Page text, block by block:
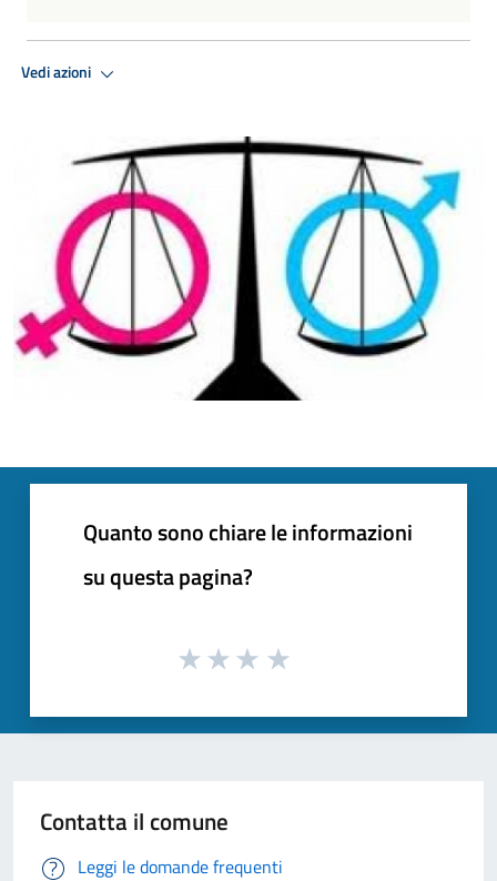
Vedi azioni
Quanto sono chiare le informazioni
su questa pagina?
Contatta il comune
Leggi le domande frequenti